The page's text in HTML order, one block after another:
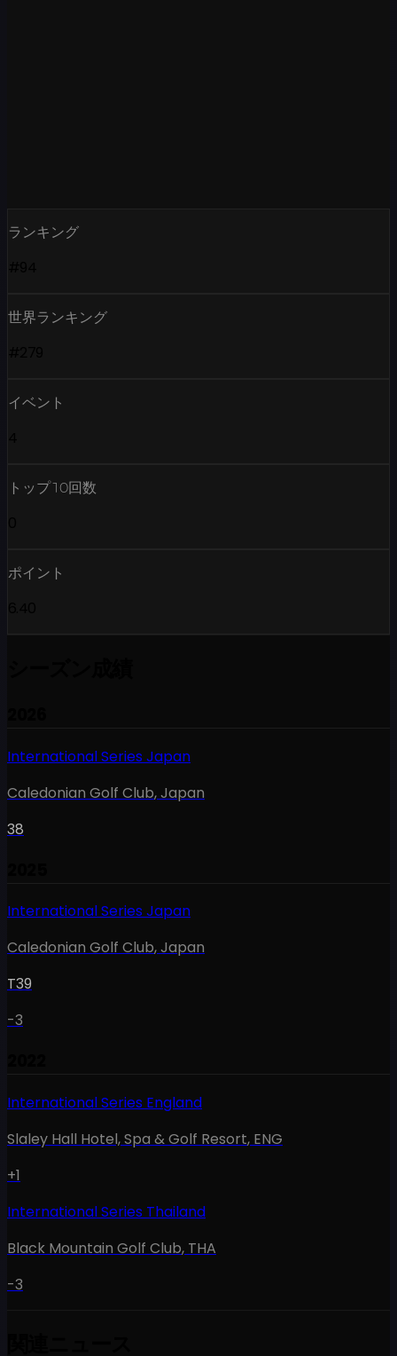
ランキング
世界ランキング
イベント
トップ10回数
ポイント
International Series Japan
Caledonian Golf Club,Japan
38
International Series Japan
Caledonian Golf Club,Japan
T39
-3
International Series England
Slaley Hall Hotel, Spa & Golf Resort, ENG
+1
International Series Thailand
Black Mountain Golf Club, THA
-3